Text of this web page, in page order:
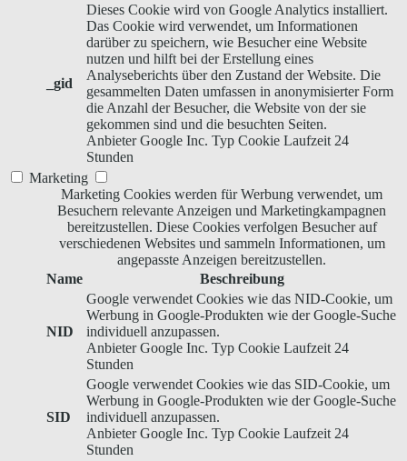
_gid
Dieses Cookie wird von Google Analytics installiert.
Das Cookie wird verwendet, um Informationen
darüber zu speichern, wie Besucher eine Website
nutzen und hilft bei der Erstellung eines
Analyseberichts über den Zustand der Website. Die
gesammelten Daten umfassen in anonymisierter Form
die Anzahl der Besucher, die Website von der sie
gekommen sind und die besuchten Seiten.
Anbieter Google Inc. Typ Cookie Laufzeit 24
Stunden
Marketing
Marketing Cookies werden für Werbung verwendet, um
Besuchern relevante Anzeigen und Marketingkampagnen
bereitzustellen. Diese Cookies verfolgen Besucher auf
verschiedenen Websites und sammeln Informationen, um
angepasste Anzeigen bereitzustellen.
Name
Beschreibung
NID
Google verwendet Cookies wie das NID-Cookie, um
Werbung in Google-Produkten wie der Google-Suche
individuell anzupassen.
Anbieter Google Inc. Typ Cookie Laufzeit 24
Stunden
SID
Google verwendet Cookies wie das SID-Cookie, um
Werbung in Google-Produkten wie der Google-Suche
individuell anzupassen.
Anbieter Google Inc. Typ Cookie Laufzeit 24
Stunden